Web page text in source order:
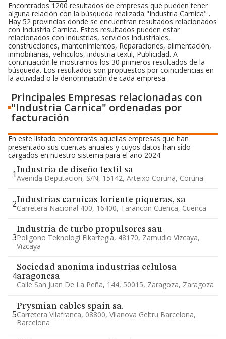
Encontrados 1200 resultados de empresas que pueden tener
alguna relación con la búsqueda realizada "Industria Carnica" .
Hay 52 provincias donde se encuentran resultados relacionados
con Industria Carnica. Estos resultados pueden estar
relacionados con industrias, servicios industriales,
construcciones, mantenimientos, Reparaciones, alimentación,
inmobiliarias, vehiculos, industria textil, Publicidad. A
continuación le mostramos los 30 primeros resultados de la
búsqueda. Los resultados son propuestos por coincidencias en
la actividad o la denominación de cada empresa.
Principales Empresas relacionadas con
"Industria Carnica" ordenadas por
facturación
En este listado encontrarás aquellas empresas que han
presentado sus cuentas anuales y cuyos datos han sido
cargados en nuestro sistema para el año 2024.
1Industria de diseño textil sa
Avenida Deputacion, S/n, 15142, Arteixo Coruna, Coruna
2Industrias carnicas loriente piqueras, sa
Carretera Nacional 400, 16400, Tarancon Cuenca, Cuenca
3
Industria de turbo propulsores sau
Poligono Teknologi Elkartegia, 48170, Zamudio Vizcaya,
Vizcaya
4
Sociedad anonima industrias celulosa
aragonesa
Calle San Juan De La Peña, 144, 50015, Zaragoza, Zaragoza
5
Prysmian cables spain sa.
Carretera Vilafranca, 08800, Vilanova Geltru Barcelona,
Barcelona